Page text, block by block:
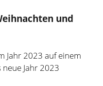
und
Jahr 2023 auf einem
Jahr 2023